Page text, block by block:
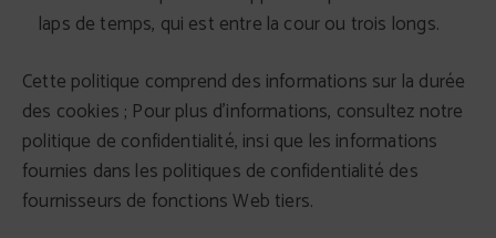
laps de temps, qui est entre la cour ou trois longs.
Cette politique comprend des informations sur la durée
des cookies ; Pour plus d'informations, consultez notre
politique de confidentialité, insi que les informations
fournies dans les politiques de confidentialité des
fournisseurs de fonctions Web tiers.